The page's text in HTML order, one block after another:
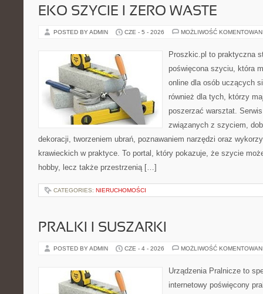
EKO SZYCIE I ZERO WASTE
POSTED BY ADMIN CZE - 5 - 2026 MOŻLIWOŚĆ
Proszkic.pl to praktyczna
poświęcona szyciu, która
online dla osób uczących
również dla tych, którzy
poszerzać warsztat.
związanych z szyciem,
dekoracji, tworzeniem ubrań, poznawaniem narzędzi oraz
krawieckich w praktyce. To portal, który pokazuje, że szycie
hobby, lecz także przestrzenią […]
CATEGORIES: NIERUCHOMOŚCI
PRALKI I SUSZARKI
POSTED BY ADMIN CZE - 4 - 2026 MOŻLIWOŚĆ
Urządzenia Pralnicze to
internetowy poświęcony